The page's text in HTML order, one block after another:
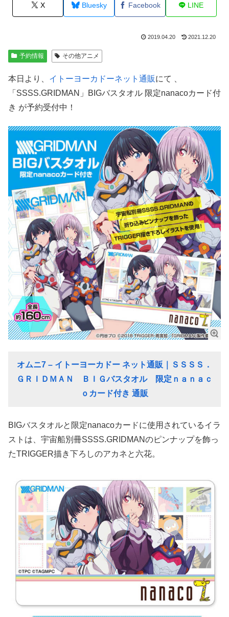
X Bluesky Facebook LINE
2019.04.20 2021.12.20
予約情報 その他アニメ
本日より、 イトーヨーカドーネット通販にて 、
「SSSS.GRIDMAN」BIGバスタオル 限定nanacoカード付
き が予約受付中！
オムニ7 – イトーヨーカドー ネット通販｜ＳＳＳＳ．
ＧＲＩＤＭＡＮ ＢＩＧバスタオル 限定ｎａｎａｃ
ｏカード付き 通販
BIGバスタオルと限定nanacoカードに使用されているイラ
ストは、宇宙船別冊SSSS.GRIDMANのピンナップを飾っ
たTRIGGER描き下ろしのアカネと六花。